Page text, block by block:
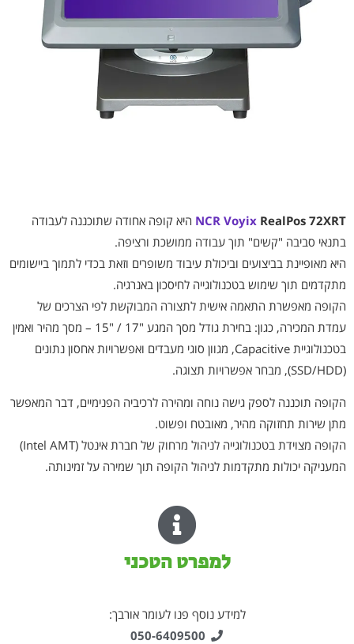
NCR Voyix RealPos 72XRT
היא קופה אחודה שתוכננה לעבודה
בתנאי סביבה "קשים" תוך עבודה ממושכת ורציפה.
היא מאופיינת בביצועים וביכולת עיבוד משופרים וזאת בכדי לתמוך ביישומים
מתקדמים תוך שימוש בטכנולוגייה לחיסכון באנרגיה.
הקופה מאפשרת התאמה אישית לתצורה המבוקשת לפי הצרכים של
עמדת המכירה, כגון: בחירת גודל מסך המגע "17 / "15 – מסך מהיר ואמין
בטכנולוגיית Capacitive, מגוון סוגי מעבדים ואפשרויות אחסון נתונים
(SSD/HDD), מבחר אפשרויות תצוגה.
הקופה תוכננה לספק גישה נוחה ומהירה לרכיביה הפנימיים, דבר המאפשר
מתן שירות תחזוקה מהיר, מאובטח ופשוט.
הקופה מצוידת בטכנולוגייה לניהול מרחוק של חברת אינטל (Intel AMT)
המעניקה יכולות מתקדמות לניהול הקופה תוך שמירה על זמינותה.
למפרט הטכני
למידע נוסף פנו לעומר אורבך:
050-6409500